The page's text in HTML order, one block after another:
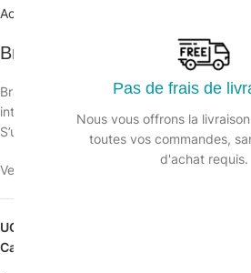
Pas de frais de
Nous vous offrons la
toutes vos commandes,
d'achat requis.
Accueil
Bras de balayage ciseaux 2x1m
Bras de balayage ciseaux pour le
intérieurs (couloirs, halls…). Armature
S’utilise avec 2 franges de 1m et un
Veuillez vous connecter pour voir les prix.
UGS :
Catégorie :